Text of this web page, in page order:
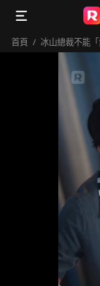
首頁 / 冰山總裁不能「
火熱護士來拯救